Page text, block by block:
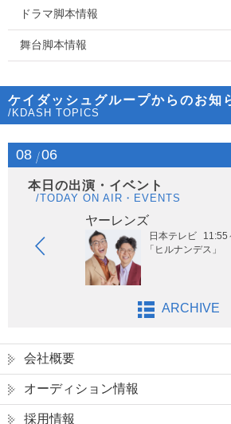
ドラマ脚本情報
舞台脚本情報
ケイダッシュグループからのお知
/KDASH TOPICS
08 06
本日の出演・イベント
/TODAY ON AIR・EVENTS
ヤーレンズ
日本テレビ 11:55～
「ヒルナンデス」
ARCHIVE
会社概要
オーディション情報
採用情報